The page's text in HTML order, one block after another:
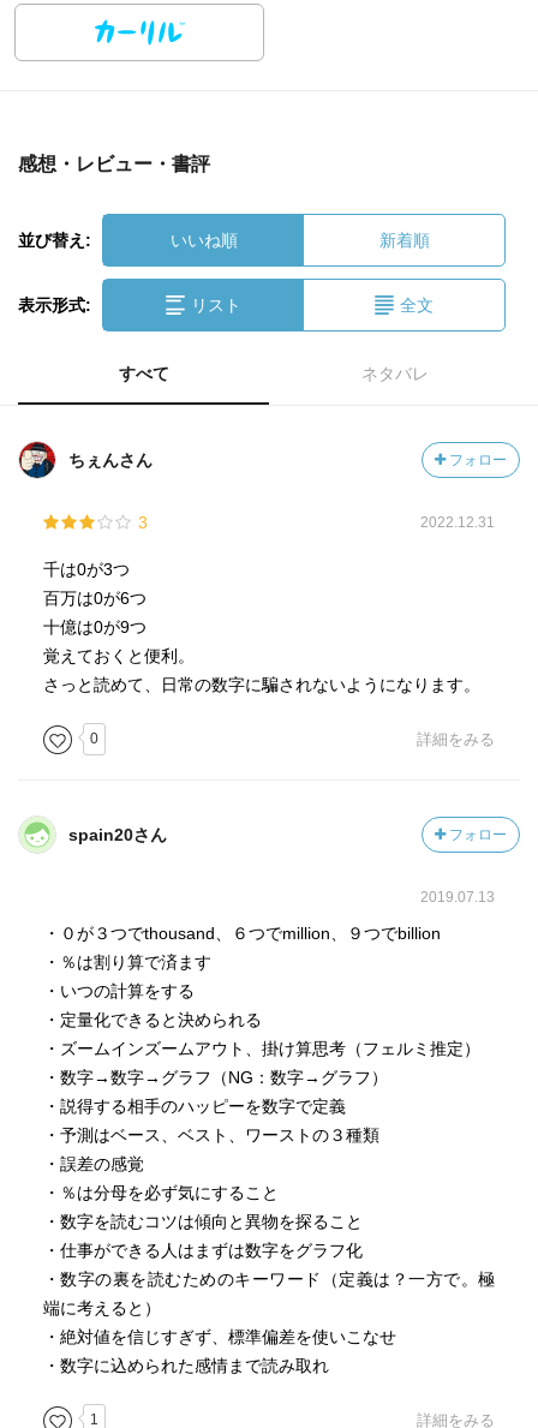
感想・レビュー・書評
並び替え: いいね順 新着順
表示形式: リスト 全文
すべて ネタバレ
ちぇんさん フォロー
3 2022.12.31
千は0が3つ
百万は0が6つ
十億は0が9つ
覚えておくと便利。
さっと読めて、日常の数字に騙されないようになります。
0 詳細をみる
spain20さん フォロー
2019.07.13
・０が３つでthousand、６つでmillion、９つでbillion
・％は割り算で済ます
・いつの計算をする
・定量化できると決められる
・ズームインズームアウト、掛け算思考（フェルミ推定）
・数字→数字→グラフ（NG：数字→グラフ）
・説得する相手のハッピーを数字で定義
・予測はベース、ベスト、ワーストの３種類
・誤差の感覚
・％は分母を必ず気にすること
・数字を読むコツは傾向と異物を探ること
・仕事ができる人はまずは数字をグラフ化
・数字の裏を読むためのキーワード（定義は？一方で。極
端に考えると）
・絶対値を信じすぎず、標準偏差を使いこなせ
・数字に込められた感情まで読み取れ
1 詳細をみる